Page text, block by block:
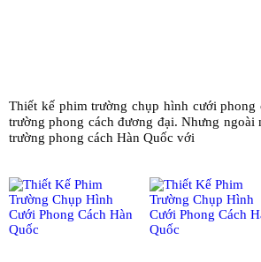
Thiết kế phim trường chụp hình cưới
trường phong cách đương đại. Nhưng
trường phong cách Hàn Quốc với